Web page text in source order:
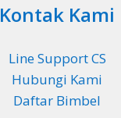
Kontak Kami
Line Support CS
Hubungi Kami
Daftar Bimbel